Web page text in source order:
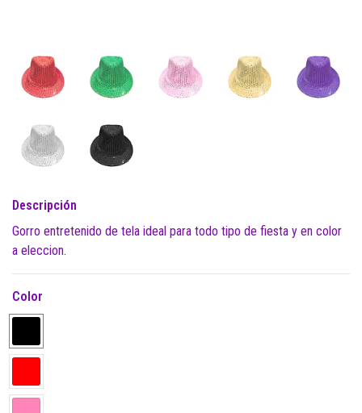
Descripción
Gorro entretenido de tela ideal para todo tipo de fiesta y en color
a eleccion.
Color